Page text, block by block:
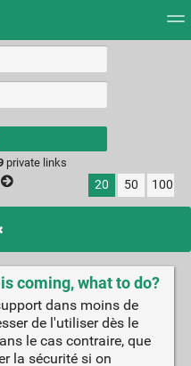
private links
20 50 100
coming, what to do?
dans moins de
de l'utiliser dès le
le cas contraire, que
la sécurité si on